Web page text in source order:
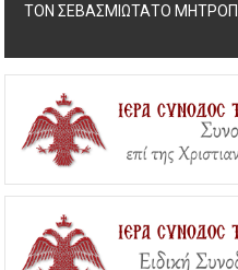
ΤΟΝ ΣΕΒΑΣΜΙΩΤΑΤΟ